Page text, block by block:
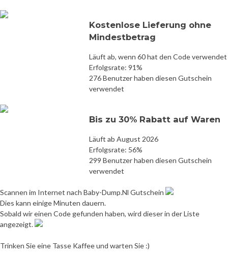
Kostenlose Lieferung ohne
Mindestbetrag
Läuft ab, wenn 60 hat den Code verwendet
Erfolgsrate: 91%
276 Benutzer haben diesen Gutschein
verwendet
Bis zu 30% Rabatt auf Waren
Läuft ab August 2026
Erfolgsrate: 56%
299 Benutzer haben diesen Gutschein
verwendet
Scannen im Internet nach Baby-Dump.Nl Gutschein
Dies kann einige Minuten dauern.
Sobald wir einen Code gefunden haben, wird dieser in der Liste
angezeigt.
Trinken Sie eine Tasse Kaffee und warten Sie :)